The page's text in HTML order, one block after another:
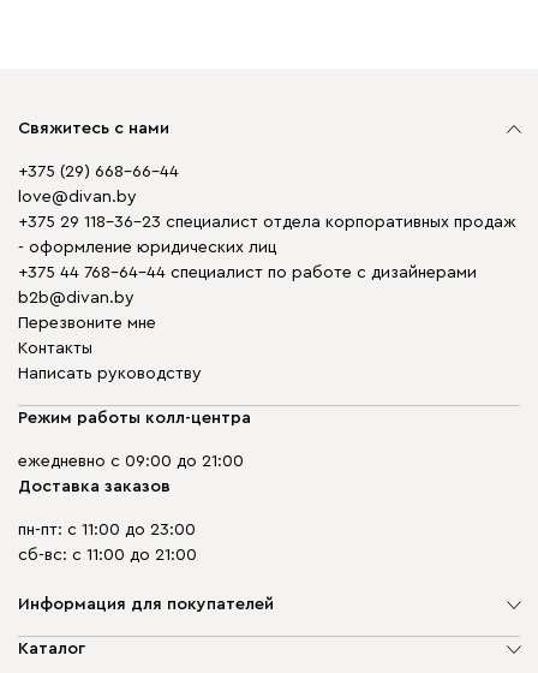
Свяжитесь с нами
+375 (29) 668-66-44
love@divan.by
+375 29 118-36-23 специалист отдела корпоративных продаж
- оформление юридических лиц
+375 44 768-64-44 специалист по работе с дизайнерами
b2b@divan.by
Перезвоните мне
Контакты
Написать руководству
Режим работы колл-центра
ежедневно с 09:00 до 21:00
Доставка заказов
пн-пт: с 11:00 до 23:00
сб-вс: с 11:00 до 21:00
Информация для покупателей
О компании
Каталог